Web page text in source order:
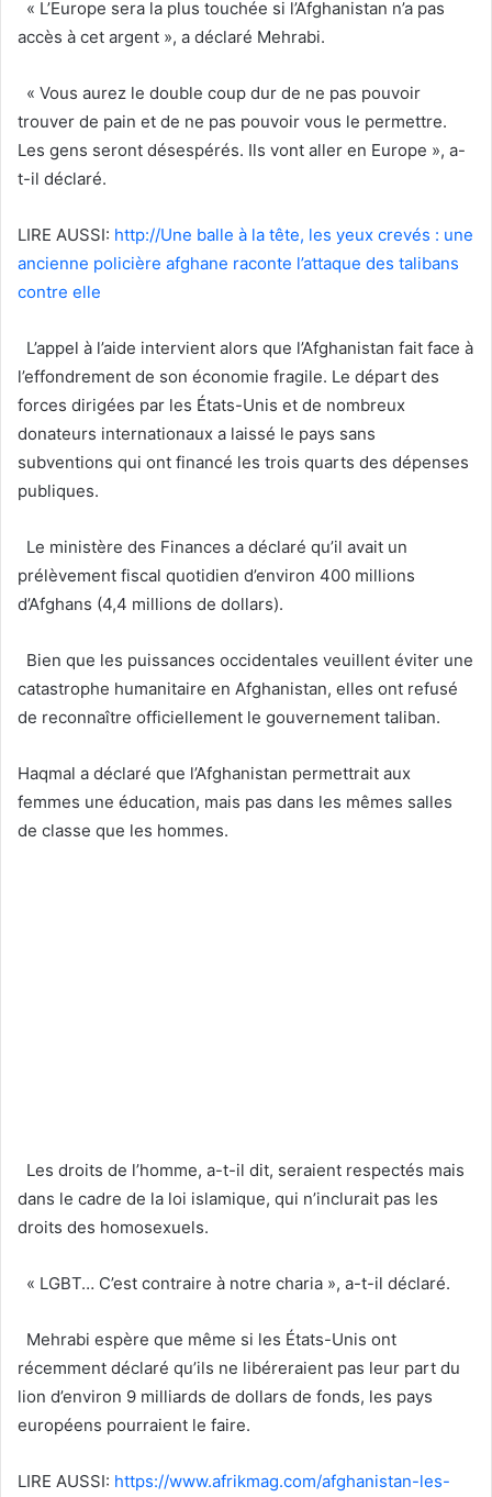
« L’Europe sera la plus touchée si l’Afghanistan n’a pas
accès à cet argent », a déclaré Mehrabi.
« Vous aurez le double coup dur de ne pas pouvoir
trouver de pain et de ne pas pouvoir vous le permettre.
Les gens seront désespérés. Ils vont aller en Europe », a-
t-il déclaré.
LIRE AUSSI: http://Une balle à la tête, les yeux crevés : une
ancienne policière afghane raconte l’attaque des talibans
contre elle
L’appel à l’aide intervient alors que l’Afghanistan fait face à
l’effondrement de son économie fragile. Le départ des
forces dirigées par les États-Unis et de nombreux
donateurs internationaux a laissé le pays sans
subventions qui ont financé les trois quarts des dépenses
publiques.
Le ministère des Finances a déclaré qu’il avait un
prélèvement fiscal quotidien d’environ 400 millions
d’Afghans (4,4 millions de dollars).
Bien que les puissances occidentales veuillent éviter une
catastrophe humanitaire en Afghanistan, elles ont refusé
de reconnaître officiellement le gouvernement taliban.
Haqmal a déclaré que l’Afghanistan permettrait aux
femmes une éducation, mais pas dans les mêmes salles
de classe que les hommes.
Les droits de l’homme, a-t-il dit, seraient respectés mais
dans le cadre de la loi islamique, qui n’inclurait pas les
droits des homosexuels.
« LGBT… C’est contraire à notre charia », a-t-il déclaré.
Mehrabi espère que même si les États-Unis ont
récemment déclaré qu’ils ne libéreraient pas leur part du
lion d’environ 9 milliards de dollars de fonds, les pays
européens pourraient le faire.
LIRE AUSSI: https://www.afrikmag.com/afghanistan-les-